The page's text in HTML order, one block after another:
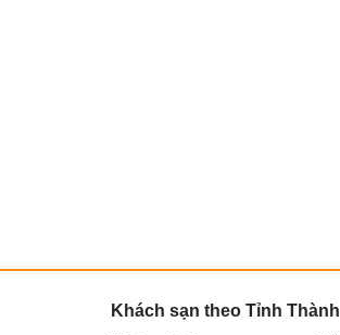
Khách sạn theo Tỉnh Thành